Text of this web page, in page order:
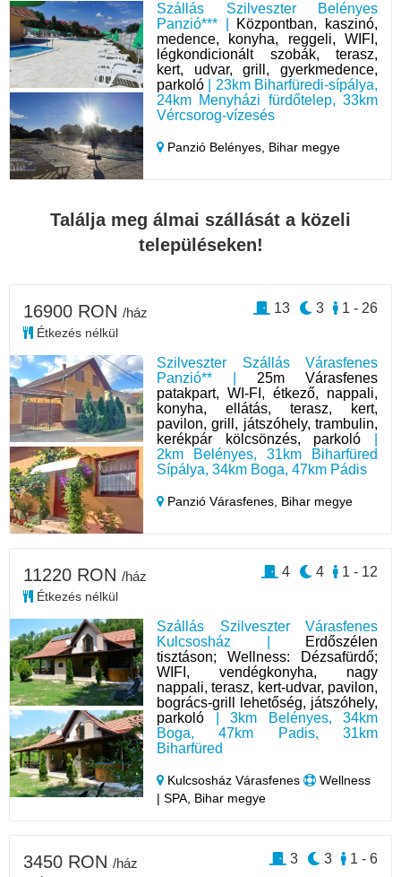
Szállás Szilveszter Belényes
Panzió*** | Központban, kaszinó,
medence, konyha, reggeli, WIFI,
légkondicionált szobák, terasz,
kert, udvar, grill, gyerkmedence,
parkoló | 23km Biharfüredi-sípálya,
24km Menyházi fürdőtelep, 33km
Vércsorog-vízesés
Panzió Belényes, Bihar megye
Találja meg álmai szállását a közeli
településeken!
Szilveszter Szállás Várasfenes
Panzió** | 25m Várasfenes
patakpart, WI-FI, étkező, nappali,
konyha, ellátás, terasz, kert,
pavilon, grill, játszóhely, trambulin,
kerékpár kölcsönzés, parkoló
2km Belényes, 31km Biharfüred
Sípálya, 34km Boga, 47km Pádis
Panzió Várasfenes, Bihar megye
16900 RON /ház
Étkezés nélkül
1 - 26
3
13
Szállás Szilveszter Várasfenes
Kulcsosház |
Erdőszélen
tisztáson; Wellness: Dézsafürdő;
WIFI, vendégkonyha, nagy
nappali, terasz, kert-udvar, pavilon,
bogrács-grill lehetőség, játszóhely,
parkoló | 3km Belényes, 34km
Boga, 47km Padis, 31km
Biharfüred
Kulcsosház Várasfenes
Wellness
| SPA, Bihar megye
11220 RON /ház
Étkezés nélkül
1 - 12
4
4
3450 RON /ház 1 - 6
3
3